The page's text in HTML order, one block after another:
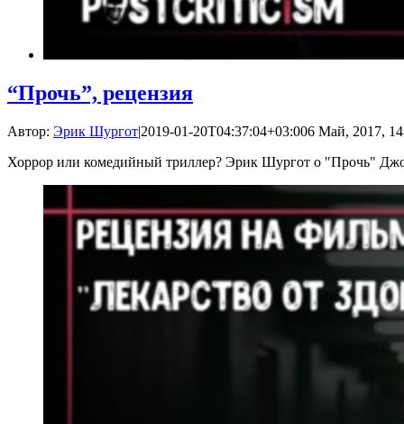
“Прочь”, рецензия
Автор: Эрик Шургот|2019-01-20T04:37:04+03:006 Май, 2017,
Хоррор или комедийный триллер? Эрик Шургот о "Прочь"